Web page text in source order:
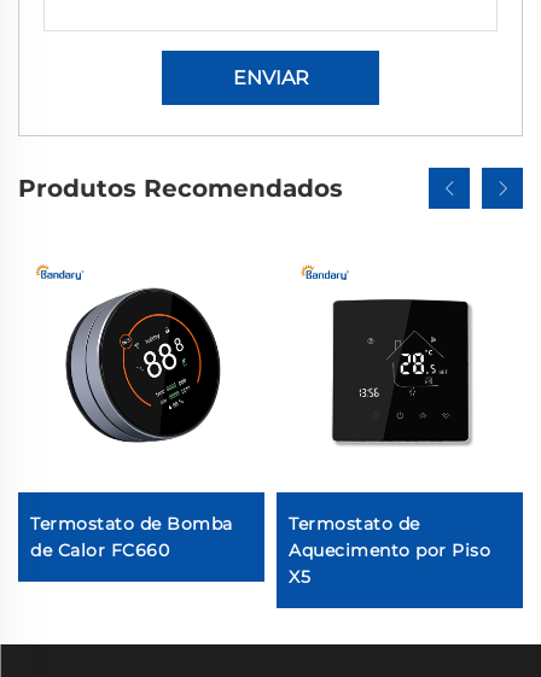
ENVIAR
Produtos Recomendados
Termostato de Bomba
de Calor FC660
Termostato de
Aquecimento por Piso
X5